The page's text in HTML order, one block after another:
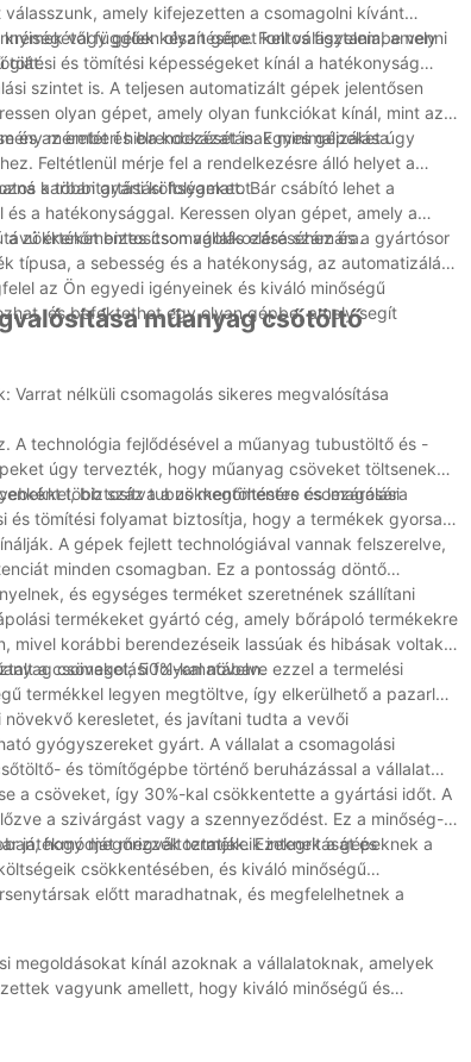
amely kifejezetten a csomagolni kívánt
vagy gélek készítésére. Fontos figyelembe venni
függően olyan gépet kell választania, amely
és tömítési képességeket kínál a hatékonyság
szintet is. A teljesen automatizált gépek jelentősen
olyan gépet, amely olyan funkciókat kínál, mint az
és az emberi hiba kockázatának minimalizálása
méretét és elrendezését is. Egyes gépeket úgy
Feltétlenül mérje fel a rendelkezésre álló helyet a
a többi gyártási folyamatot.
karbantartási költségeket. Bár csábító lehet a
a hatékonysággal. Keressen olyan gépet, amely a
értéket biztosítson vállalkozása számára.
zökkenőmentes csomagolás eléréséhez és a gyártósor
típusa, a sebesség és a hatékonyság, az automatizálás
az Ön egyedi igényeinek és kiváló minőségű
és befektethet egy olyan gépbe, amely segít
műanyag csőtöltő
nélküli csomagolás sikeres megvalósítása
A technológia fejlődésével a műanyag tubustöltő és -
úgy tervezték, hogy műanyag csöveket töltsenek
biztosítva a zökkenőmentes csomagolási
több száz tubus megtöltésére és lezárására
tömítési folyamat biztosítja, hogy a termékek gyorsan
A gépek fejlett technológiával vannak felszerelve,
minden csomagban. Ez a pontosság döntő
és egységes terméket szeretnének szállítani
termékeket gyártó cég, amely bőrápoló termékekre
mivel korábbi berendezéseik lassúak és hibásak voltak.
a csomagolási folyamatában.
csöveket, 50%-kal növelve ezzel a termelési
termékkel legyen megtöltve, így elkerülhető a pazarlás
keresletet, és javítani tudta a vevői
gyógyszereket gyárt. A vállalat a csomagolási
és tömítőgépbe történő beruházással a vállalat
a csöveket, így 30%-kal csökkentette a gyártási időt. A
a szivárgást vagy a szennyeződést. Ez a minőség-
hogy megőrizzék termékeik integritását és
játékmódját megváltoztatják. Ezeknek a gépeknek a
csökkentésében, és kiváló minőségű
előtt maradhatnak, és megfelelhetnek a
megoldásokat kínál azoknak a vállalatoknak, amelyek
vagyunk amellett, hogy kiváló minőségű és
való befektetéssel a vállalkozások időt takaríthatnak
Bízzon szakértelmünkben, és engedje meg,